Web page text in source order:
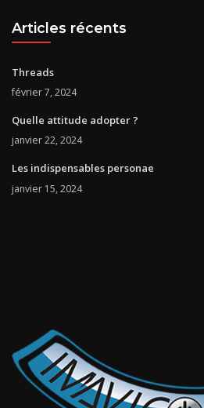
Articles récents
Threads
février 7, 2024
Quelle attitude adopter ?
janvier 22, 2024
Les indispensables personae
janvier 15, 2024